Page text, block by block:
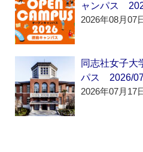
ャンパス
2026年08月07
同志社女子
パス 2026/
2026年07月17